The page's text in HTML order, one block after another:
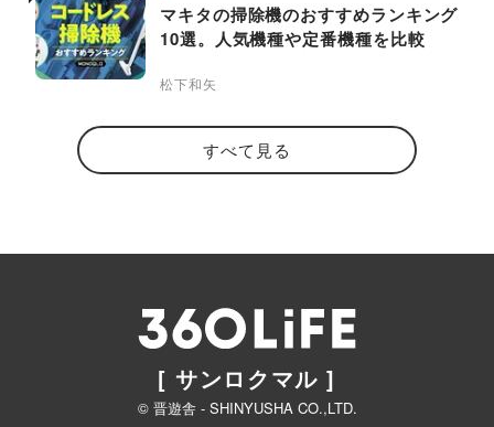
マキタの掃除機のおすすめランキング
10選。人気機種や定番機種を比較
松下和矢
すべて見る
[ サンロクマル ]
© 晋遊舎 - SHINYUSHA CO.,LTD.